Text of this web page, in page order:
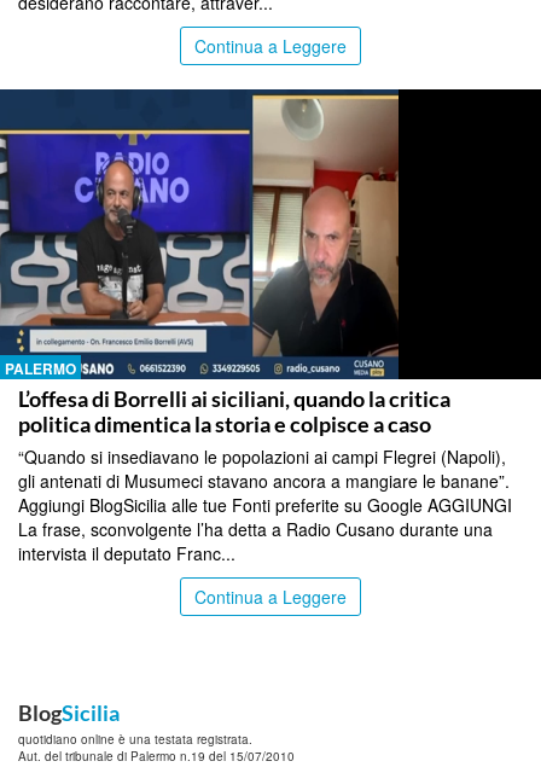
Continua a Leggere
PALERMO
L’offesa di Borrelli ai siciliani, quando la critica
politica dimentica la storia e colpisce a caso
“Quando si insediavano le popolazioni ai campi Flegrei (Napoli),
gli antenati di Musumeci stavano ancora a mangiare le banane”.
Aggiungi BlogSicilia alle tue Fonti preferite su Google AGGIUNGI
La frase, sconvolgente l’ha detta a Radio Cusano durante una
intervista il deputato Franc...
Continua a Leggere
BlogSicilia
quotidiano online è una testata registrata.
Aut. del tribunale di Palermo n.19 del 15/07/2010